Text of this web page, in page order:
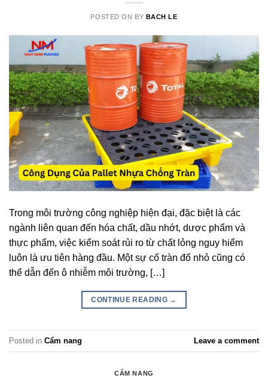
POSTED ON BY BACH LE
Trong môi trường công nghiệp hiện đại, đặc biệt là các
ngành liên quan đến hóa chất, dầu nhớt, dược phẩm và
thực phẩm, việc kiểm soát rủi ro từ chất lỏng nguy hiểm
luôn là ưu tiên hàng đầu. Một sự cố tràn đổ nhỏ cũng có
thể dẫn đến ô nhiễm môi trường, […]
CONTINUE READING →
Posted in Cẩm nang Leave a comment
CẨM NANG